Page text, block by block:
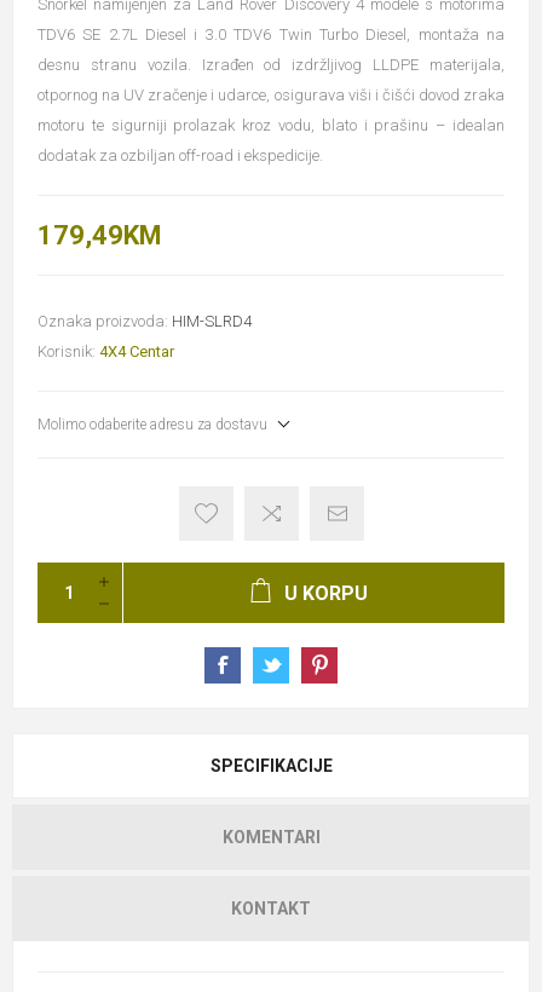
Snorkel namijenjen za Land Rover Discovery 4 modele s motorima
TDV6 SE 2.7L Diesel i 3.0 TDV6 Twin Turbo Diesel, montaža na
desnu stranu vozila. Izrađen od izdržljivog LLDPE materijala,
otpornog na UV zračenje i udarce, osigurava viši i čišći dovod zraka
motoru te sigurniji prolazak kroz vodu, blato i prašinu – idealan
dodatak za ozbiljan off-road i ekspedicije.
179,49KM
Oznaka proizvoda: HIM-SLRD4
Korisnik: 4X4 Centar
Molimo odaberite adresu za dostavu
U KORPU
SPECIFIKACIJE
KOMENTARI
KONTAKT